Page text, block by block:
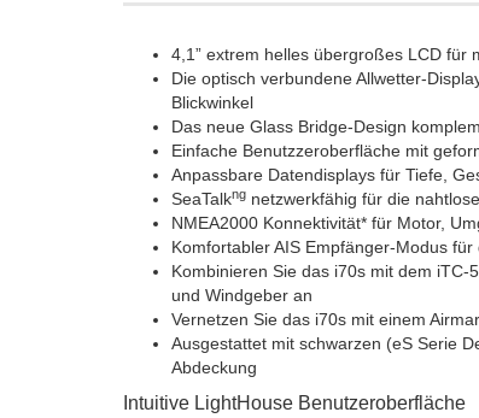
4,1” extrem helles übergroßes LCD für
Die optisch verbundene Allwetter-
Blickwinkel
Das neue Glass Bridge-Design
Einfache Benutzzeroberfläche mit
Anpassbare Datendisplays für Tiefe,
SeaTalkng netzwerkfähig für die
NMEA2000 Konnektivität* für Motor,
Komfortabler AIS Empfänger-Modus
Kombinieren Sie das i70s mit dem
und Windgeber an
Vernetzen Sie das i70s mit einem
Ausgestattet mit schwarzen (eS Serie
Abdeckung
Intuitive LightHouse Benutzeroberfläche